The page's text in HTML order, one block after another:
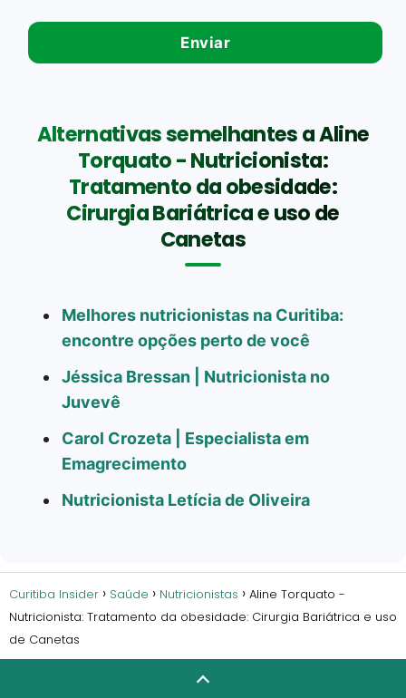
Alternativas semelhantes a Aline
Torquato - Nutricionista:
Tratamento da obesidade:
Cirurgia Bariátrica e uso de
Canetas
Melhores nutricionistas na Curitiba:
encontre opções perto de você
Jéssica Bressan | Nutricionista no
Juvevê
Carol Crozeta | Especialista em
Emagrecimento
Nutricionista Letícia de Oliveira
Curitiba Insider Saúde Nutricionistas
Aline Torquato -
Nutricionista: Tratamento da obesidade: Cirurgia Bariátrica e uso
de Canetas